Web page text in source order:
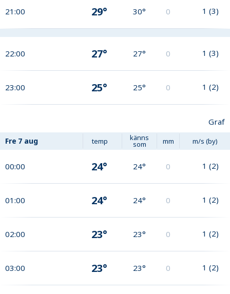
21:00 29° 30° 0 1 (3)
22:00 27° 27° 0 1 (3)
23:00 25° 25° 0 1 (2)
Graf
Fre 7 aug temp känns
som mm m/s (by)
00:00 24° 24° 0 1 (2)
01:00 24° 24° 0 1 (2)
02:00 23° 23° 0 1 (2)
03:00 23° 23° 0 1 (2)